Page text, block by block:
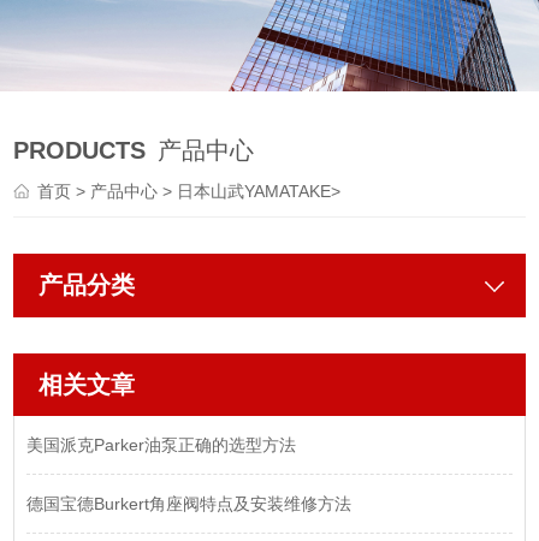
PRODUCTS 产品中心
首页> 产品中心> 日本山武YAMATAKE>
产品分类
相关文章
美国派克Parker油泵正确的选型方法
德国宝德Burkert角座阀特点及安装维修方法